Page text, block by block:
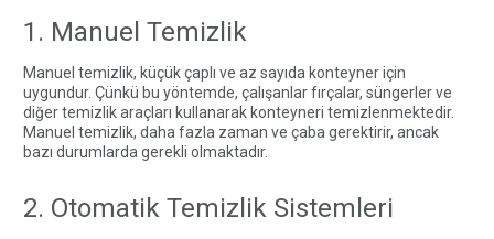
1. Manuel Temizlik
Manuel temizlik, küçük çaplı ve az sayıda konteyner için
uygundur. Çünkü bu yöntemde, çalışanlar fırçalar, süngerler ve
diğer temizlik araçları kullanarak konteyneri temizlenmektedir.
Manuel temizlik, daha fazla zaman ve çaba gerektirir, ancak
bazı durumlarda gerekli olmaktadır.
2. Otomatik Temizlik Sistemleri